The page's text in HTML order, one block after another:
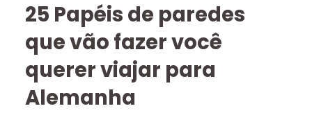
25 Papéis de paredes
que vão fazer você
querer viajar para
Alemanha